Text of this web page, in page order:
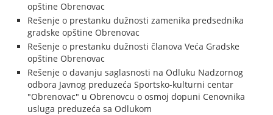
opštine Obrenovac
Rešenje o prestanku dužnosti zamenika predsednika
gradske opštine Obrenovac
Rešenje o prestanku dužnosti članova Veća Gradske
opštine Obrenovac
Rešenje o davanju saglasnosti na Odluku Nadzornog
odbora Javnog preduzeća Sportsko-kulturni centar
"Obrenovac" u Obrenovcu o osmoj dopuni Cenovnika
usluga preduzeća sa Odlukom